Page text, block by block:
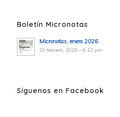
Boletín Micronotas
Micronotas, enero 2026
20 febrero, 2026 - 6:13 pm
Síguenos en Facebook